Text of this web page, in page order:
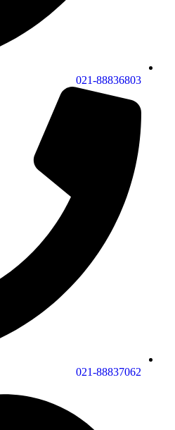
021-88836803
021-88837062